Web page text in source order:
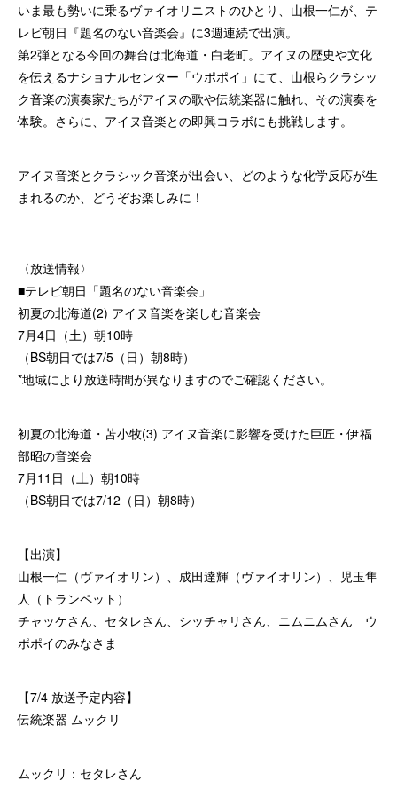
いま最も勢いに乗るヴァイオリニストのひとり、山根一仁が、テ
レビ朝日『題名のない音楽会』に3週連続で出演。
第2弾となる今回の舞台は北海道・白老町。アイヌの歴史や文化
を伝えるナショナルセンター「ウポポイ」にて、山根らクラシッ
ク音楽の演奏家たちがアイヌの歌や伝統楽器に触れ、その演奏を
体験。さらに、アイヌ音楽との即興コラボにも挑戦します。
アイヌ音楽とクラシック音楽が出会い、どのような化学反応が生
まれるのか、どうぞお楽しみに！
〈放送情報〉
■テレビ朝日「題名のない音楽会」
初夏の北海道(2) アイヌ音楽を楽しむ音楽会
7月4日（土）朝10時
（BS朝日では7/5（日）朝8時）
*地域により放送時間が異なりますのでご確認ください。
初夏の北海道・苫小牧(3) アイヌ音楽に影響を受けた巨匠・伊福
部昭の音楽会
7月11日（土）朝10時
（BS朝日では7/12（日）朝8時）
【出演】
山根一仁（ヴァイオリン）、成田達輝（ヴァイオリン）、児玉隼
人（トランペット）
チャッケさん、セタレさん、シッチャリさん、ニムニムさん ウ
ポポイのみなさま
【7/4 放送予定内容】
伝統楽器 ムックリ
ムックリ：セタレさん